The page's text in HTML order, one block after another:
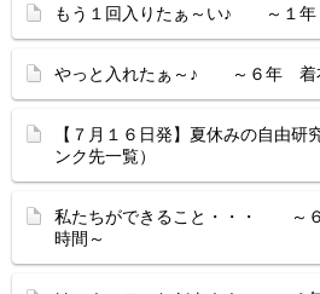
もう１回入りたぁ～い♪ ～１年
やっと入れたぁ～♪ ～６年 着
【７月１６日発】夏休みの自由
ンク先一覧）
私たちができること・・・ ～
時間～